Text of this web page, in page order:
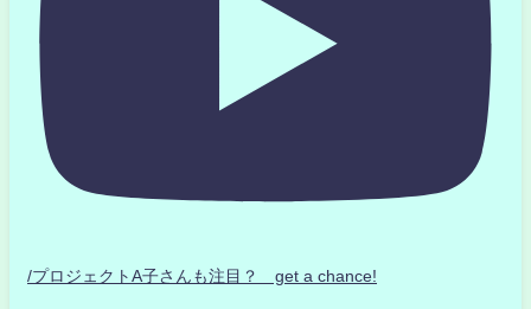
/プロジェクトA子さんも注目？ get a chance!